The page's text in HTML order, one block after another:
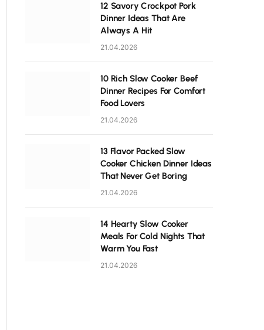
12 Savory Crockpot Pork
Dinner Ideas That Are
Always A Hit
21.04.2026
10 Rich Slow Cooker Beef
Dinner Recipes For Comfort
Food Lovers
21.04.2026
13 Flavor Packed Slow
Cooker Chicken Dinner Ideas
That Never Get Boring
21.04.2026
14 Hearty Slow Cooker
Meals For Cold Nights That
Warm You Fast
21.04.2026